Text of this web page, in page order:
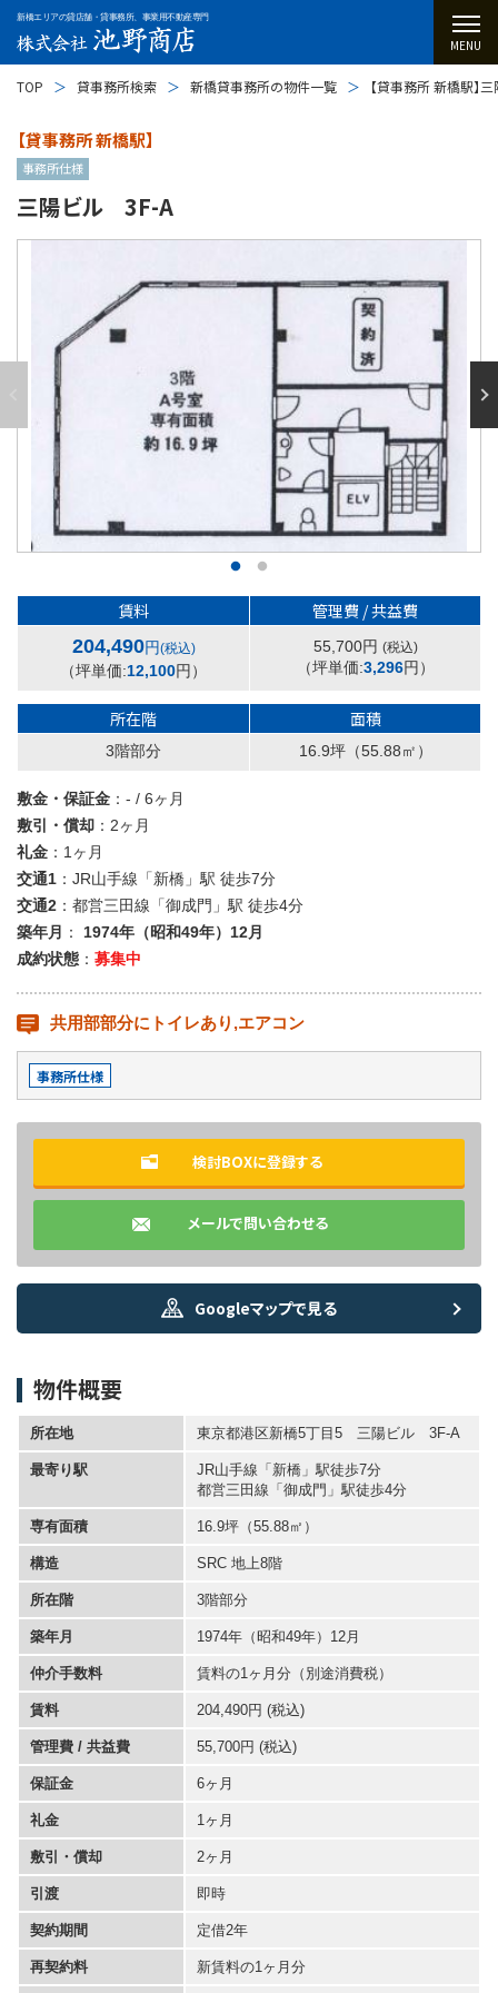
新橋エリアの貸店舗・貸事務所、事業用不動産専門
MENU
TOP 貸事務所検索 新橋貸事務所の物件一覧 【貸事務所 新橋駅】
【貸事務所 新橋駅】
事務所仕様
三陽ビル 3F-A
賃料
管理費 / 共益費
204,490円(税込)
（坪単価:12,100円）
55,700円 (税込)
（坪単価:3,296円）
所在階 面積
3階部分 16.9坪（55.88㎡）
敷金・保証金 ：- / 6ヶ月
敷引・償却 ：2ヶ月
礼金 ：1ヶ月
交通1 ：JR山手線「新橋」駅 徒歩7分
交通2 ：都営三田線「御成門」駅 徒歩4分
築年月
： 1974年（昭和49年）12月
成約状態 ： 募集中
共用部部分にトイレあり,エアコン
事務所仕様
検討BOXに登録する
メールで問い合わせる
Googleマップで見る
物件概要
所在地 東京都港区新橋5丁目5 三陽ビル 3F-A
最寄り駅
JR山手線「新橋」駅徒歩7分
都営三田線「御成門」駅徒歩4分
専有面積 16.9坪 （55.88㎡）
構造 SRC 地上8階
所在階 3階部分
築年月 1974年（昭和49年）12月
仲介手数料 賃料の1ヶ月分（別途消費税）
賃料 204,490円 (税込)
管理費 / 共益費 55,700円 (税込)
保証金 6ヶ月
礼金 1ヶ月
敷引・償却 2ヶ月
引渡 即時
契約期間 定借2年
再契約料 新賃料の1ヶ月分